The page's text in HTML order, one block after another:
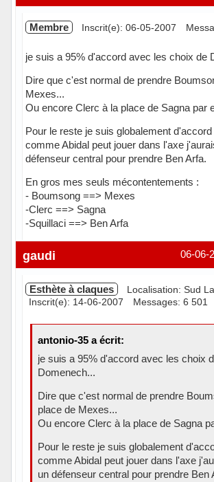
Membre Inscrit(e): 06-05-2007
je suis a 95% d'accord avec les choix de
Dire que c'est normal de prendre
Mexes...
Ou encore Clerc à la place de Sagna par
Pour le reste je suis globalement
comme Abidal peut jouer dans l'axe
défenseur central pour prendre Ben Arfa.
En gros mes seuls mécontentements :
- Boumsong ==> Mexes
-Clerc ==> Sagna
-Squillaci ==> Ben Arfa
Hors ligne 06-06-
gaudi
Esthète à claques
Localisation: Sud
Inscrit(e): 14-06-2007
Messages: 6 501
antonio-35 a écrit:
je suis a 95% d'accord avec les choix
Domenech...
Dire que c'est normal de prendre
place de Mexes...
Ou encore Clerc à la place de Sagna
Pour le reste je suis globalement
comme Abidal peut jouer dans l'axe
un défenseur central pour prendre Ben